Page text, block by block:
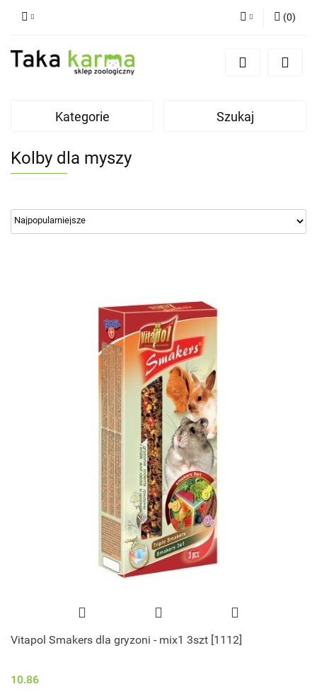
Zaloguj się
Zgody cookies
(0)
Kategorie Szukaj
Kolby dla myszy
Vitapol Smakers dla gryzoni - mix1 3szt [1112]
10.86